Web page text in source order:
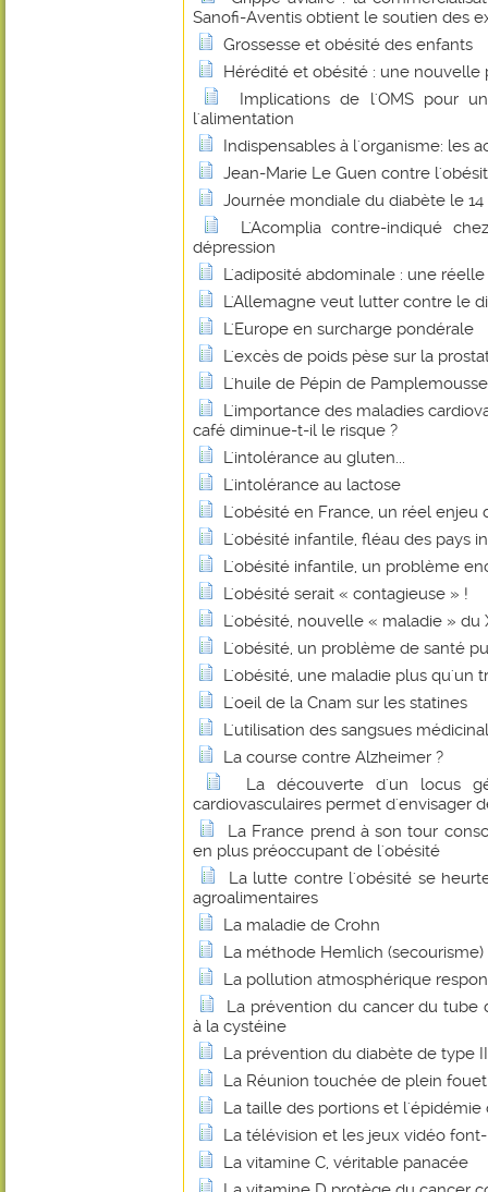
Sanofi-Aventis obtient le soutien des
Grossesse et obésité des enfants
Hérédité et obésité : une nouvelle
Implications de l'OMS pour
l'alimentation
Indispensables à l'organisme: les
Jean-Marie Le Guen contre
Journée mondiale du diabète le
L'Acomplia contre-indiqué
dépression
L'adiposité abdominale : une
L'Allemagne veut lutter contre le
L'Europe en surcharge pondérale
L'excès de poids pèse sur la
L'huile de Pépin de Pamplemousse
L'importance des maladies
café diminue-t-il le risque ?
L'intolérance au gluten...
L'intolérance au lactose
L'obésité en France, un réel enjeu
L'obésité infantile, fléau des pays
L'obésité infantile, un problème
L'obésité serait « contagieuse » !
L'obésité, nouvelle « maladie » du
L'obésité, un problème de santé
L'obésité, une maladie plus qu'un
L'oeil de la Cnam sur les statines
L'utilisation des sangsues
La course contre Alzheimer ?
La découverte d'un locus
cardiovasculaires permet d'envisager
La France prend à son tour
en plus préoccupant de l'obésité
La lutte contre l'obésité se
agroalimentaires
La maladie de Crohn
La méthode Hemlich (secourisme)
La pollution atmosphérique
La prévention du cancer du tube
à la cystéine
La prévention du diabète de type
La Réunion touchée de plein
La taille des portions et l'épidémie
La télévision et les jeux vidéo
La vitamine C, véritable panacée